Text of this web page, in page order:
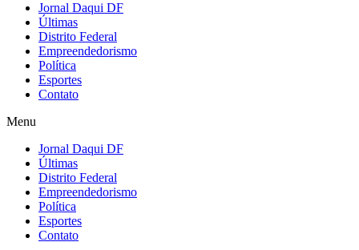
Jornal Daqui DF
Últimas
Distrito Federal
Empreendedorismo
Política
Esportes
Contato
Menu
Jornal Daqui DF
Últimas
Distrito Federal
Empreendedorismo
Política
Esportes
Contato